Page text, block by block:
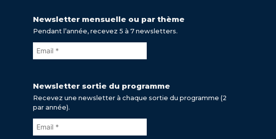
Newsletter mensuelle ou par thème
Pendant l’année, recevez 5 à 7 newsletters.
Newsletter sortie du programme
Recevez une newsletter à chaque sortie du programme (2
par année).